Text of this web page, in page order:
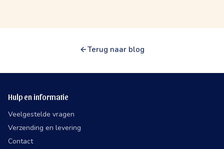
Terug naar blog
Hulp en informatie
Veelgestelde vragen
Verzending en levering
Contact